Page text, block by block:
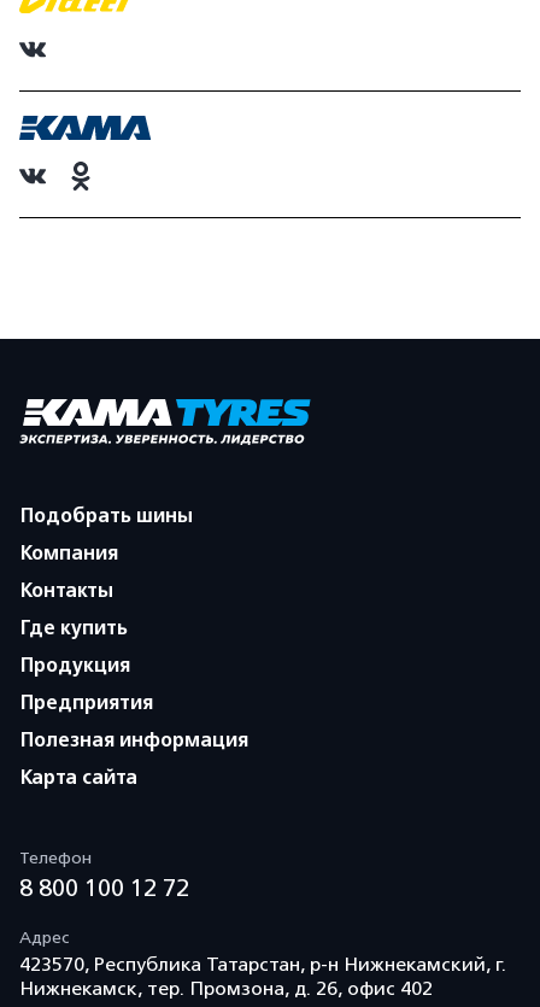
Подобрать шины
Компания
Контакты
Где купить
Продукция
Предприятия
Полезная информация
Карта сайта
Телефон
8 800 100 12 72
Адрес
423570, Республика Татарстан, р-н Нижнекамский, г.
Нижнекамск, тер. Промзона, д. 26, офис 402